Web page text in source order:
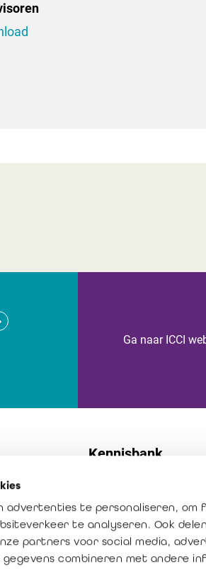
advertenties te personaliseren, om
te analyseren. Ook
partners voor social media,
combineren met andere
Ga naar ICCI
creëren
de
Kennisbank
Publicaties
Het beroep in cijfers